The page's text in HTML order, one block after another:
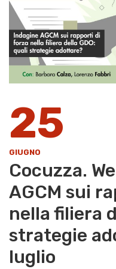
25
GIUGNO
Cocuzza.
AGCM sui
nella filiera
strategie
luglio